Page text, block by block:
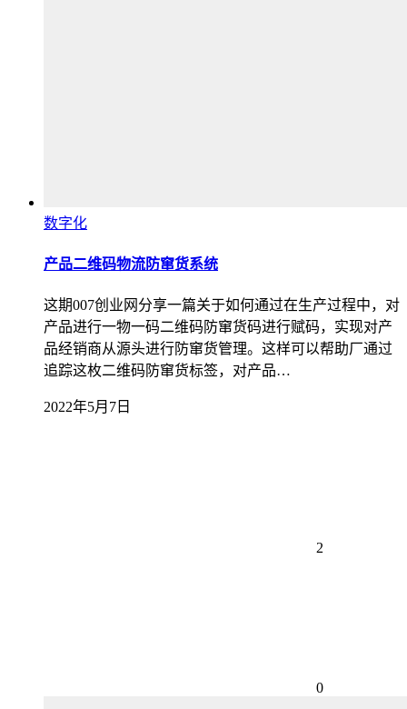
数字化
产品二维码物流防窜货系统
这期007创业网分享一篇关于如何通过在生产过程中，对
产品进行一物一码二维码防窜货码进行赋码，实现对产
品经销商从源头进行防窜货管理。这样可以帮助厂通过
追踪这枚二维码防窜货标签，对产品…
2022年5月7日
2
0